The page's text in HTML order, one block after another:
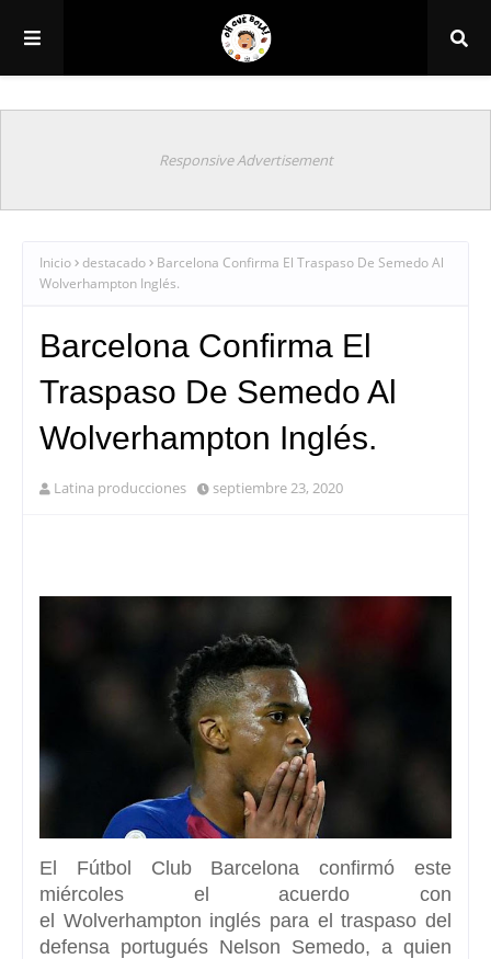
Responsive Advertisement
Inicio destacado
Barcelona Confirma El Traspaso De Semedo Al
Wolverhampton Inglés.
Barcelona Confirma El
Traspaso De Semedo Al
Wolverhampton Inglés.
Latina producciones septiembre 23, 2020
El Fútbol Club Barcelonaconfirmó este
miércoles el acuerdo con
el Wolverhampton inglés para el traspaso del
defensa portugués Nelson Semedo, a quien